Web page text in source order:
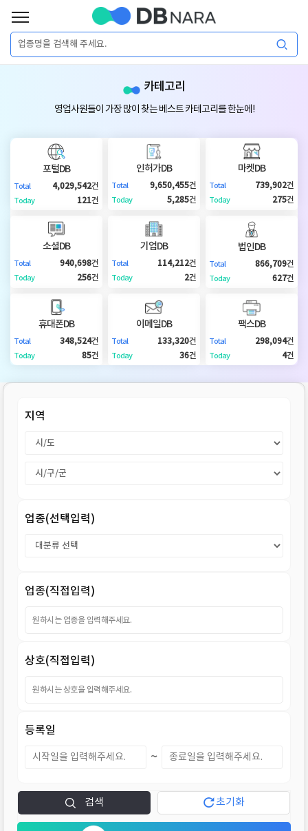
로
그
합
털
인
DB
인
휴
지역
업종(선택입력)
업종(직접입력)
상호(직접입력)
등록일
~
검색 초기화
카테고리
영업사원들이 가장 많이 찾는 베스트 카테고리를 한눈에!
포털DB
Total 4,029,542건
Today 121건
인허가DB
Total 9,650,455건
Today 5,285건
마켓DB
Total 739,902건
Today 275건
소셜DB
Total 940,698건
Today 256건
기업DB
Total 114,212건
Today 2건
법인DB
Total 866,709건
Today 627건
휴대폰DB
Total 348,524건
Today 85건
이메일DB
Total 133,320건
Today 36건
팩스DB
Total 298,094건
Today 4건